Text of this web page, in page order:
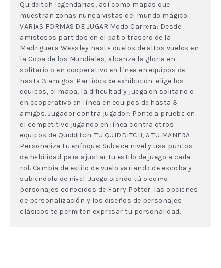
Quidditch legendarias, así como mapas que
muestran zonas nunca vistas del mundo mágico.
VARIAS FORMAS DE JUGAR Modo Carrera: Desde
amistosos partidos en el patio trasero de la
Madriguera Weasley hasta duelos de altos vuelos en
la Copa de los Mundiales, alcanza la gloria en
solitario o en cooperativo en línea en equipos de
hasta 3 amigos. Partidos de exhibición: elige los
equipos, el mapa, la dificultad y juega en solitario o
en cooperativo en línea en equipos de hasta 3
amigos. Jugador contra jugador: Ponte a prueba en
el competitivo jugando en línea contra otros
equipos de Quidditch. TU QUIDDITCH, A TU MANERA
Personaliza tu enfoque: Sube de nivel y usa puntos
de habilidad para ajustar tu estilo de juego a cada
rol. Cambia de estilo de vuelo variando de escoba y
subiéndola de nivel. Juega siendo tú o como
personajes conocidos de Harry Potter: las opciones
de personalización y los diseños de personajes
clásicos te permiten expresar tu personalidad.